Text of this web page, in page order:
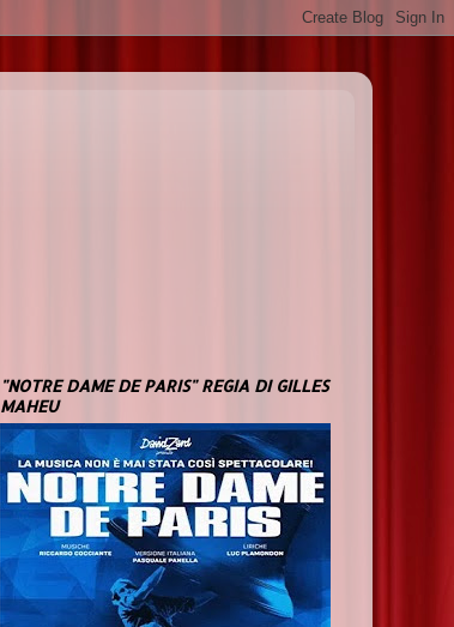
"NOTRE DAME DE PARIS" REGIA DI GILLES
MAHEU